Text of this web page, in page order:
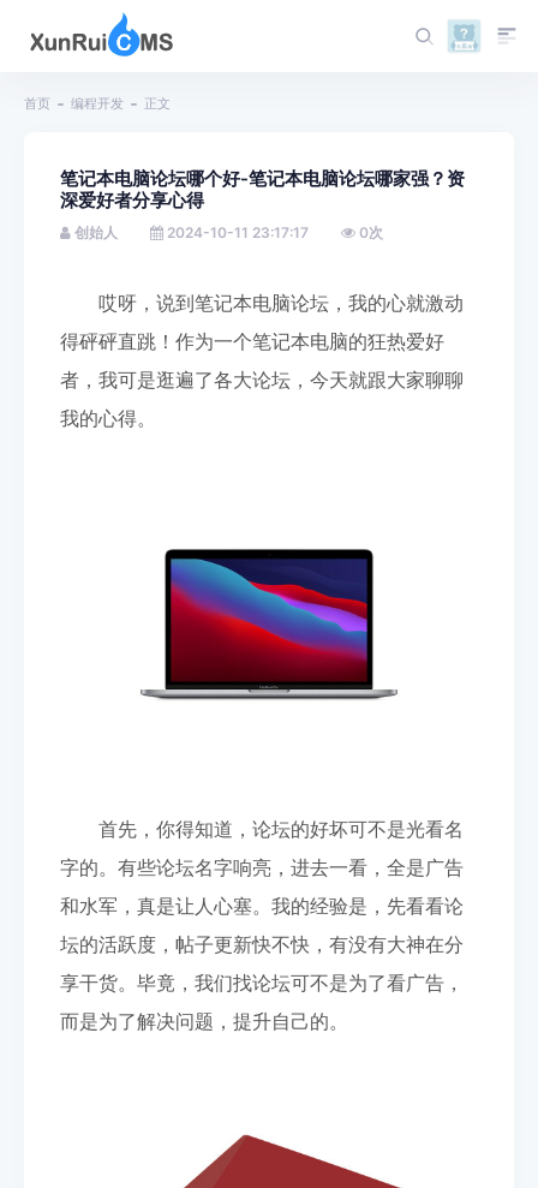
首页 编程开发 正文
笔记本电脑论坛哪个好-笔记本电脑论坛哪家强？资
深爱好者分享心得
创始人 2024-10-11 23:17:17 0次
哎呀，说到笔记本电脑论坛，我的心就激动
得砰砰直跳！作为一个笔记本电脑的狂热爱好
者，我可是逛遍了各大论坛，今天就跟大家聊聊
我的心得。
首先，你得知道，论坛的好坏可不是光看名
字的。有些论坛名字响亮，进去一看，全是广告
和水军，真是让人心塞。我的经验是，先看看论
坛的活跃度，帖子更新快不快，有没有大神在分
享干货。毕竟，我们找论坛可不是为了看广告，
而是为了解决问题，提升自己的。